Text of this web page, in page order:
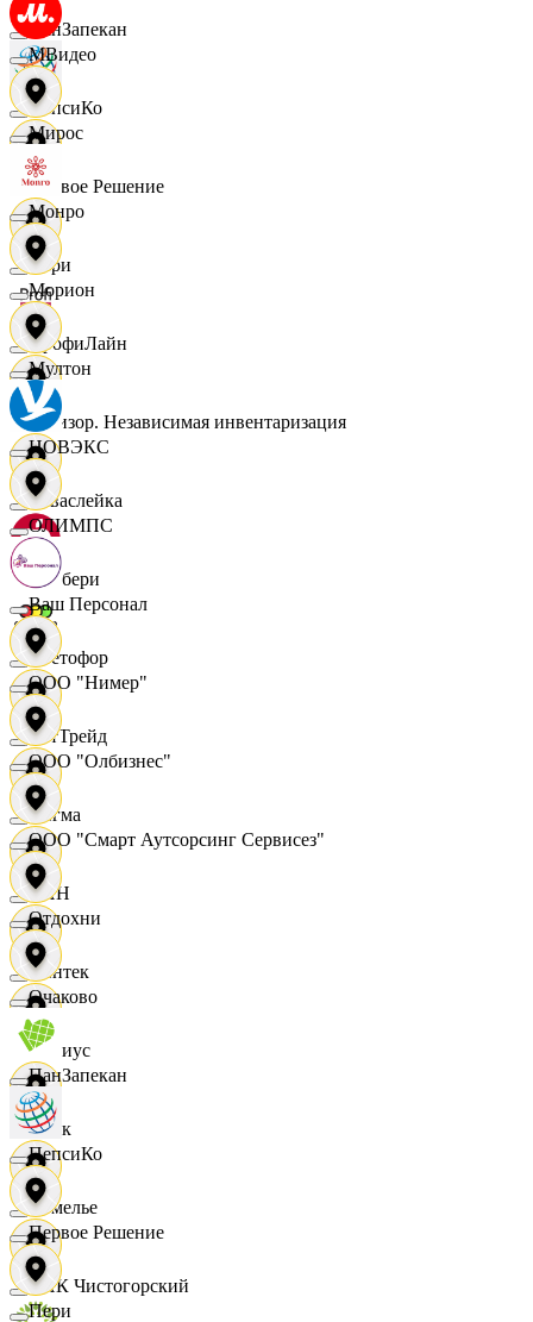
ПанЗапекан
ПепсиКо
Первое Решение
Пери
ПрофиЛайн
Ревизор. Независимая инвентаризация
Саваслейка
Самбери
Светофор
СетТрейд
Сигма
СИН
Синтек
Сириус
Смак
Сомелье
СПК Чистогорский
МВидео
Мирос
Монро
Морион
Мултон
НОВЭКС
ОЛИМПС
Ваш Персонал
ООО "Нимер"
ООО "Олбизнес"
ООО "Смарт Аутсорсинг Сервисез"
Отдохни
Очаково
ПанЗапекан
ПепсиКо
Первое Решение
Пери